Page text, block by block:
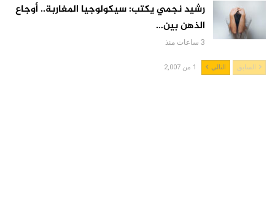
رشيد نجمي يكتب: سيكولوجيا المغاربة.. أوجاع
الذهن بين…
3 ساعات منذ
السابق التالي 1 من 2,007